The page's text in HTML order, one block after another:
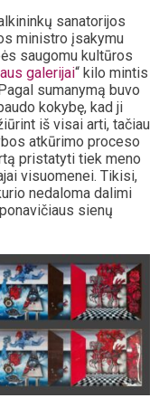
sanatorijos
ministro įsakymu
saugomu kultūros
galerijai“ kilo mintis
sumanymą buvo
kokybę, kad ji
iš visai arti, tačiau
atkūrimo proceso
pristatyti tiek meno
visuomenei. Tikisi,
nedaloma dalimi
sienų